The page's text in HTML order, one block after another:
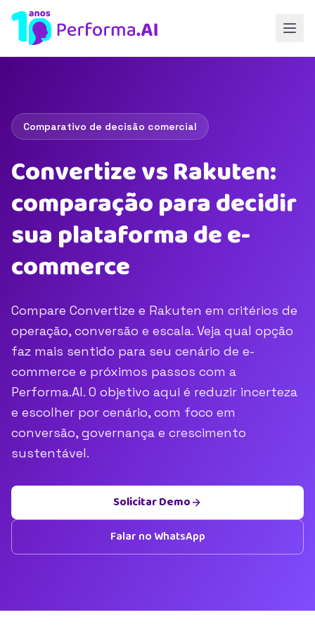
Comparativo de decisão comercial
Convertize vs Rakuten:
comparação para decidir
sua plataforma de e-
commerce
Compare Convertize e Rakuten em critérios de
operação, conversão e escala. Veja qual opção
faz mais sentido para seu cenário de e-
commerce e próximos passos com a
Performa.AI. O objetivo aqui é reduzir incerteza
e escolher por cenário, com foco em
conversão, governança e crescimento
sustentável.
Solicitar Demo
Falar no WhatsApp